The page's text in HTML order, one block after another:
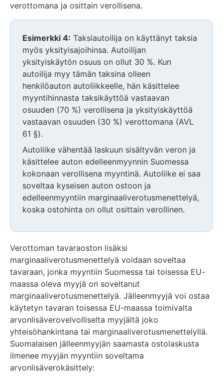
verottomana ja osittain verollisena.
Huomio
osio
alkaa
Esimerkki 4: Taksiautoilija on käyttänyt taksia
myös yksityisajoihinsa. Autoilijan
yksityiskäytön osuus on ollut 30 %. Kun
autoilija myy tämän taksina olleen
henkilöauton autoliikkeelle, hän käsittelee
myyntihinnasta taksikäyttöä vastaavan
osuuden (70 %) verollisena ja yksityiskäyttöä
vastaavan osuuden (30 %) verottomana (AVL
61 §).
Autoliike vähentää laskuun sisältyvän veron ja
käsittelee auton edelleenmyynnin Suomessa
kokonaan verollisena myyntinä. Autoliike ei saa
soveltaa kyseisen auton ostoon ja
edelleenmyyntiin marginaaliverotusmenettelyä,
koska ostohinta on ollut osittain verollinen.
päättyy
Verottoman tavaraoston lisäksi
marginaaliverotusmenettelyä voidaan soveltaa
tavaraan, jonka myyntiin Suomessa tai toisessa EU-
maassa oleva myyjä on soveltanut
marginaaliverotusmenettelyä. Jälleenmyyjä voi ostaa
käytetyn tavaran toisessa EU-maassa toimivalta
arvonlisäverovelvolliselta myyjältä joko
yhteisöhankintana tai marginaaliverotusmenettelyllä.
Suomalaisen jälleenmyyjän saamasta ostolaskusta
ilmenee myyjän myyntiin soveltama
arvonlisäverokäsittely: